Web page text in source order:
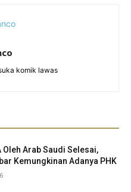
komik lawas
Oleh Arab Saudi Selesai,
Kemungkinan Adanya PHK